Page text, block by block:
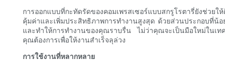
การออกแบบที่กะทัดรัดของคอมเพรสเซอร์แบบสกรูโรตารี่ยังช่ว
คุ้มค่าและเพิ่มประสิทธิภาพการทำงานสูงสุด ด้วยส่วนประกอบที่น้
และทำให้การทำงานของคุณราบรื่น ไม่ว่าคุณจะเป็นมือใหม่ในเท
คุณต้องการเพื่อให้งานสำเร็จลุล่วง
การใช้งานที่หลากหลาย